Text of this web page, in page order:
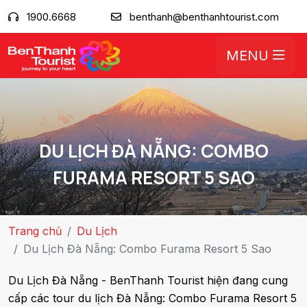
1900.6668 benthanh@benthanhtourist.com
MENU
DU LỊCH ĐÀ NẴNG: COMBO
FURAMA RESORT 5 SAO
Trang chủ
Du Lịch
Du Lịch Đà Nẵng: Combo Furama Resort 5 Sao
Du Lịch Đà Nẵng - BenThanh Tourist hiện đang cung
cấp các tour du lịch Đà Nẵng: Combo Furama Resort 5